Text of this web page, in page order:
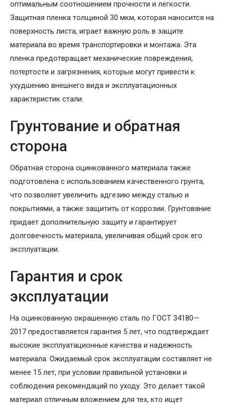
оптимальным соотношением прочности и легкости.
Защитная пленка толщиной 30 мкм, которая наносится на
поверхность листа, играет важную роль в защите
материала во время транспортировки и монтажа. Эта
пленка предотвращает механические повреждения,
потертости и загрязнения, которые могут привести к
ухудшению внешнего вида и эксплуатационных
характеристик стали.
Грунтование и обратная
сторона
Обратная сторона оцинкованного материала также
подготовлена с использованием качественного грунта,
что позволяет увеличить адгезию между сталью и
покрытиями, а также защитить от коррозии. Грунтование
придает дополнительную защиту и гарантирует
долговечность материала, увеличивая общий срок его
эксплуатации.
Гарантия и срок
эксплуатации
На оцинкованную окрашенную сталь по ГОСТ 34180—
2017 предоставляется гарантия 5 лет, что подтверждает
высокие эксплуатационные качества и надежность
материала. Ожидаемый срок эксплуатации составляет не
менее 15 лет, при условии правильной установки и
соблюдения рекомендаций по уходу. Это делает такой
материал отличным вложением для тех, кто ищет